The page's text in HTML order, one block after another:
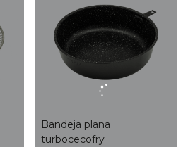
Bandeja plana
turbocecofry